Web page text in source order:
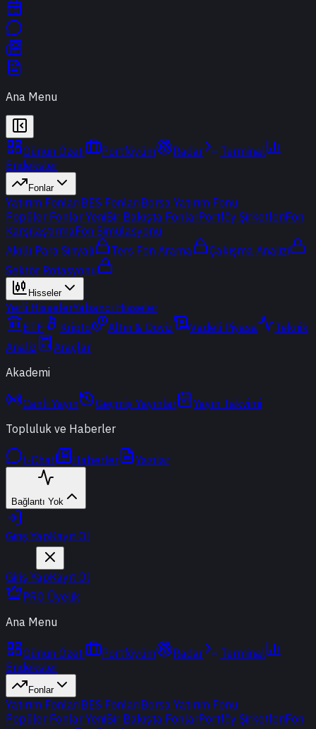
Ana Menu
Günün Özeti Portföyüm Radar
Terminal
Endeksler
Fonlar
Yatırım FonlarıBES FonlarıBorsa Yatırım Fonu
Popüler Fonlar YeniBir Bakışta FonlarPortföy ŞirketleriFon
KarşılaştırmaFon Simülasyonu
Akıllı Para Sinyali
Ters Fon Arama
Çakışma Analizi
Sektör Rotasyonu
Hisseler
Yerli HisselerYabancı Hisseler
ETF
Kripto Altın & Döviz Vadeli Piyasa
Teknik
Analiz
Araçlar
Akademi
Canlı Yayın Geçmiş Yayınlar
Yayın Takvimi
Topluluk ve Haberler
t-Chat Haberler Yazılar
Bağlantı Yok
Giriş YapKayıt Ol
Giriş YapKayıt Ol
PRO Üyelik
Ana Menu
Günün Özeti Portföyüm Radar
Terminal
Endeksler
Fonlar
Yatırım FonlarıBES FonlarıBorsa Yatırım Fonu
Popüler Fonlar YeniBir Bakışta FonlarPortföy ŞirketleriFon